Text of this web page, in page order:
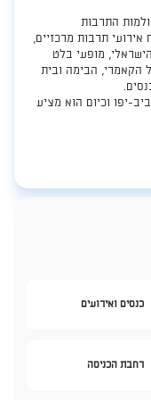
לגדול באולמות התרבות
תרבות מרכזיים,
מופעי בלט
הקאמרי, הבימה ובית
אביב-יפו וכיום הוא מציע
כנסים ואירועים
רחבת הכניסה